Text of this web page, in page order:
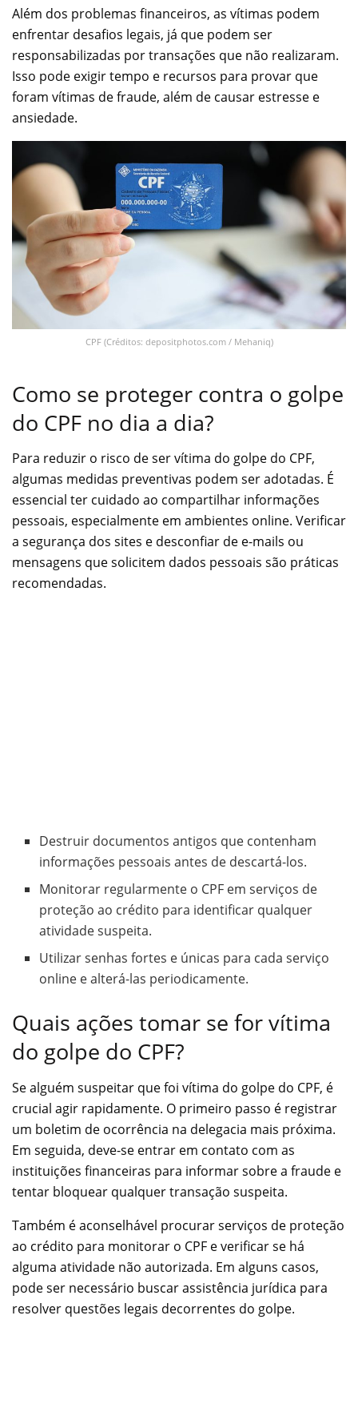
Além dos problemas financeiros, as vítimas podem
enfrentar desafios legais, já que podem ser
responsabilizadas por transações que não realizaram.
Isso pode exigir tempo e recursos para provar que
foram vítimas de fraude, além de causar estresse e
ansiedade.
CPF (Créditos: depositphotos.com / Mehaniq)
Como se proteger contra o golpe
do CPF no dia a dia?
Para reduzir o risco de ser vítima do golpe do CPF,
algumas medidas preventivas podem ser adotadas. É
essencial ter cuidado ao compartilhar informações
pessoais, especialmente em ambientes online. Verificar
a segurança dos sites e desconfiar de e-mails ou
mensagens que solicitem dados pessoais são práticas
recomendadas.
Destruir documentos antigos que contenham
informações pessoais antes de descartá-los.
Monitorar regularmente o CPF em serviços de
proteção ao crédito para identificar qualquer
atividade suspeita.
Utilizar senhas fortes e únicas para cada serviço
online e alterá-las periodicamente.
Quais ações tomar se for vítima
do golpe do CPF?
Se alguém suspeitar que foi vítima do golpe do CPF, é
crucial agir rapidamente. O primeiro passo é registrar
um boletim de ocorrência na delegacia mais próxima.
Em seguida, deve-se entrar em contato com as
instituições financeiras para informar sobre a fraude e
tentar bloquear qualquer transação suspeita.
Também é aconselhável procurar serviços de proteção
ao crédito para monitorar o CPF e verificar se há
alguma atividade não autorizada. Em alguns casos,
pode ser necessário buscar assistência jurídica para
resolver questões legais decorrentes do golpe.